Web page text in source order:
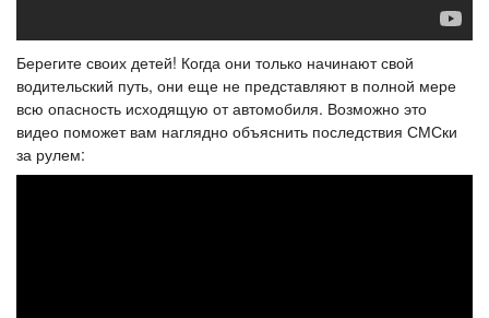
Берегите своих детей! Когда они только начинают свой
водительский путь, они еще не представляют в полной мере
всю опасность исходящую от автомобиля. Возможно это
видео поможет вам наглядно объяснить последствия СМСки
за рулем: